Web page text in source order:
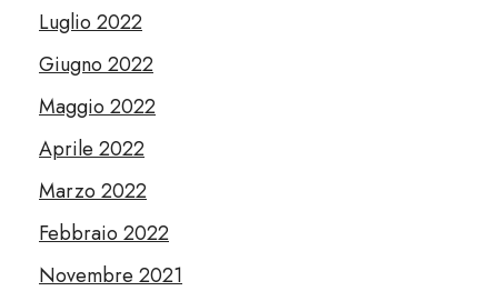
Luglio 2022
Giugno 2022
Maggio 2022
Aprile 2022
Marzo 2022
Febbraio 2022
Novembre 2021